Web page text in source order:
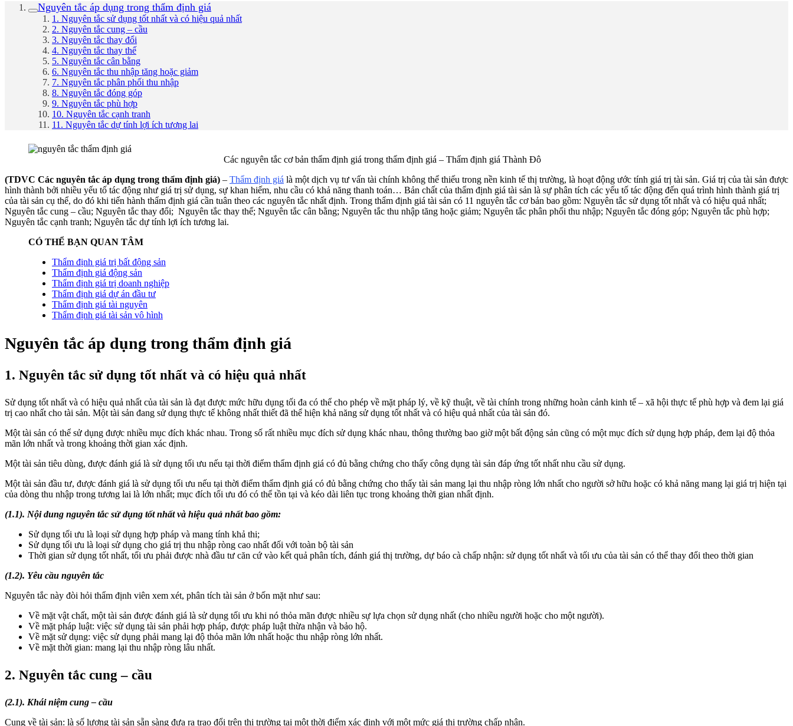
Nguyên tắc áp dụng trong thẩm định giá
1. Nguyên tắc sử dụng tốt nhất và có hiệu quả nhất
2. Nguyên tắc cung – cầu
3. Nguyên tắc thay đổi
4. Nguyên tắc thay thế
5. Nguyên tắc cân bằng
6. Nguyên tắc thu nhập tăng hoặc giảm
7. Nguyên tắc phân phối thu nhập
8. Nguyên tắc đóng góp
9. Nguyên tắc phù hợp
10. Nguyên tắc cạnh tranh
11. Nguyên tắc dự tính lợi ích tương lai
Các nguyên tắc cơ bản thẩm định giá trong thẩm định giá – Thẩm định giá Thành Đô
(TDVC Các nguyên tắc áp dụng trong thẩm định giá) – Thẩm định giá là một dịch vụ tư vấn tài chính không thể thiếu trong nền kinh tế thị trường, là hoạt động ước tính giá trị tài sản. Giá trị của tài sản được
hình thành bởi nhiều yếu tố tác động như giá trị sử dụng, sự khan hiếm, nhu cầu có khả năng thanh toán… Bản chất của thẩm định giá tài sản là sự phân tích các yếu tố tác động đến quá trình hình thành giá trị
của tài sản cụ thể, do đó khi tiến hành thẩm định giá cần tuân theo các nguyên tắc nhất định. Trong thẩm định giá tài sản có 11 nguyên tắc cơ bản bao gồm: Nguyên tắc sử dụng tốt nhất và có hiệu quả nhất;
Nguyên tắc cung – cầu; Nguyên tắc thay đổi; Nguyên tắc thay thế; Nguyên tắc cân bằng; Nguyên tắc thu nhập tăng hoặc giảm; Nguyên tắc phân phối thu nhập; Nguyên tắc đóng góp; Nguyên tắc phù hợp;
Nguyên tắc cạnh tranh; Nguyên tắc dự tính lợi ích tương lai.
CÓ THỂ BẠN QUAN TÂM
Thẩm định giá trị bất động sản
Thẩm định giá động sản
Thẩm định giá trị doanh nghiệp
Thẩm định giá dự án đầu tư
Thẩm định giá tài nguyên
Thẩm định giá tài sản vô hình
Nguyên tắc áp dụng trong thẩm định giá
1. Nguyên tắc sử dụng tốt nhất và có hiệu quả nhất
Sử dụng tốt nhất và có hiệu quả nhất của tài sản là đạt được mức hữu dụng tối đa có thể cho phép về mặt pháp lý, về kỹ thuật, về tài chính trong những hoàn cảnh kinh tế – xã hội thực tế phù hợp và đem lại giá
trị cao nhất cho tài sản. Một tài sản đang sử dụng thực tế không nhất thiết đã thể hiện khả năng sử dụng tốt nhất và có hiệu quả nhất của tài sản đó.
Một tài sản có thể sử dụng được nhiều mục đích khác nhau. Trong số rất nhiều mục đích sử dụng khác nhau, thông thường bao giờ một bất động sản cũng có một mục đích sử dụng hợp pháp, đem lại độ thỏa
mãn lớn nhất và trong khoảng thời gian xác định.
Một tài sản tiêu dùng, được đánh giá là sử dụng tối ưu nếu tại thời điểm thẩm định giá có đủ bằng chứng cho thấy công dụng tài sản đáp ứng tốt nhất nhu cầu sử dụng.
Một tài sản đầu tư, được đánh giá là sử dụng tối ưu nếu tại thời điểm thẩm định giá có đủ bằng chứng cho thấy tài sản mang lại thu nhập ròng lớn nhất cho người sở hữu hoặc có khả năng mang lại giá trị hiện tại
của dòng thu nhập trong tương lai là lớn nhất; mục đích tối ưu đó có thể tồn tại và kéo dài liên tục trong khoảng thời gian nhất định.
(1.1). Nội dung nguyên tắc sử dụng tốt nhất và hiệu quả nhất bao gồm:
Sử dụng tối ưu là loại sử dụng hợp pháp và mang tính khả thi;
Sử dụng tối ưu là loại sử dụng cho giá trị thu nhập ròng cao nhất đối với toàn bộ tài sản
Thời gian sử dụng tốt nhất, tối ưu phải được nhà đầu tư căn cứ vào kết quả phân tích, đánh giá thị trường, dự báo cà chấp nhận: sử dụng tốt nhất và tối ưu của tài sản có thể thay đổi theo thời gian
(1.2). Yêu cầu nguyên tắc
Nguyên tắc này đòi hỏi thẩm định viên xem xét, phân tích tài sản ở bốn mặt như sau:
Về mặt vật chất, một tài sản được đánh giá là sử dụng tối ưu khi nó thỏa mãn được nhiều sự lựa chọn sử dụng nhất (cho nhiều người hoặc cho một người).
Về mặt pháp luật: việc sử dụng tài sản phải hợp pháp, được pháp luật thừa nhận và bảo hộ.
Về mặt sử dụng: việc sử dụng phải mang lại độ thỏa mãn lớn nhất hoặc thu nhập ròng lớn nhất.
Về mặt thời gian: mang lại thu nhập ròng lâu nhất.
2. Nguyên tắc cung – cầu
(2.1). Khái niệm cung – cầu
Cung về tài sản: là số lượng tài sản sẵn sàng đưa ra trao đổi trên thị trường tại một thời điểm xác định với một mức giá thị trường chấp nhận.